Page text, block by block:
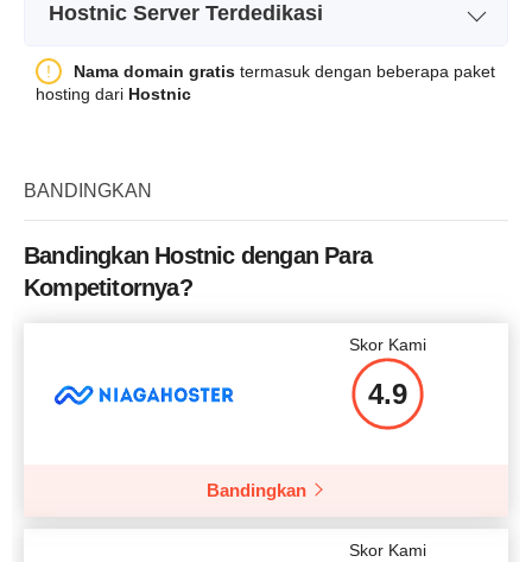
Harga
Lebih rinci lagi
CPU 1 vCPU
Hostnic Server Terdedikasi
Nama Paket
CPU
RAM
Harga
DE-BOX DUALCORE
16 GB
Nama domain gratis termasuk dengan beberapa paket
hosting dari Hostnic
BANDINGKAN
Bandingkan Hostnic dengan Para
Kompetitornya?
Skor Kami
4.9
Bandingkan
Skor Kami